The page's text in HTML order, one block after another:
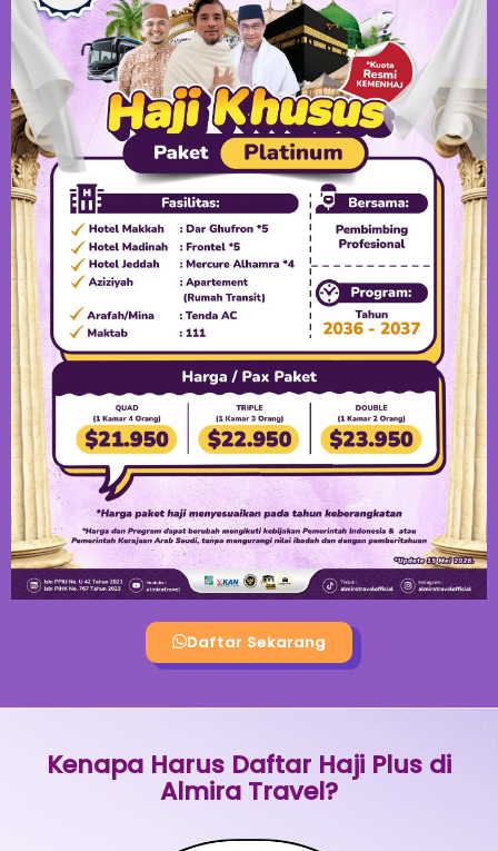
Daftar Sekarang
Kenapa Harus Daftar Haji Plus di
Almira Travel?